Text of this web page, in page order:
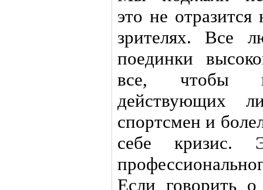
это не
зрителях. Все
поединки
все, чтобы
действующих
спортсмен и
себе кризис.
Если говорить